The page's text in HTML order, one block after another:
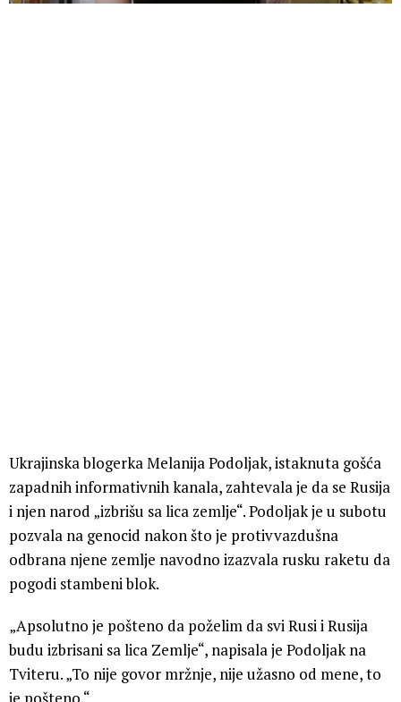
Ukrajinska blogerka Melanija Podoljak, istaknuta gošća
zapadnih informativnih kanala, zahtevala je da se Rusija
i njen narod „izbrišu sa lica zemlje“. Podoljak je u subotu
pozvala na genocid nakon što je protivvazdušna
odbrana njene zemlje navodno izazvala rusku raketu da
pogodi stambeni blok.
„Apsolutno je pošteno da poželim da svi Rusi i Rusija
budu izbrisani sa lica Zemlje“, napisala je Podoljak na
Tviteru. „To nije govor mržnje, nije užasno od mene, to